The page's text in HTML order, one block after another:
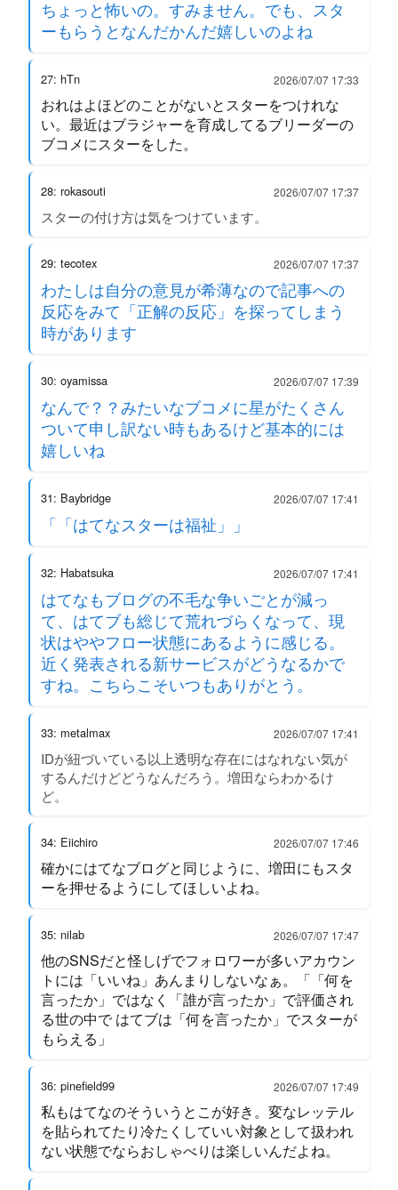
ちょっと怖いの。すみません。でも、スタ
ーもらうとなんだかんだ嬉しいのよね
27: hTn 2026/07/07 17:33
おれはよほどのことがないとスターをつけれな
い。最近はブラジャーを育成してるブリーダーの
ブコメにスターをした。
28: rokasouti 2026/07/07 17:37
スターの付け方は気をつけています。
29: tecotex 2026/07/07 17:37
わたしは自分の意見が希薄なので記事への
反応をみて「正解の反応」を探ってしまう
時があります
30: oyamissa 2026/07/07 17:39
なんで？？みたいなブコメに星がたくさん
ついて申し訳ない時もあるけど基本的には
嬉しいね
31: Baybridge 2026/07/07 17:41
「「はてなスターは福祉」」
32: Habatsuka 2026/07/07 17:41
はてなもブログの不毛な争いごとが減っ
て、はてブも総じて荒れづらくなって、現
状はややフロー状態にあるように感じる。
近く発表される新サービスがどうなるかで
すね。こちらこそいつもありがとう。
33: metalmax 2026/07/07 17:41
IDが紐づいている以上透明な存在にはなれない気が
するんだけどどうなんだろう。増田ならわかるけ
ど。
34: Eiichiro 2026/07/07 17:46
確かにはてなブログと同じように、増田にもスタ
ーを押せるようにしてほしいよね。
35: nilab 2026/07/07 17:47
他のSNSだと怪しげでフォロワーが多いアカウン
トには「いいね」あんまりしないなぁ。「「何を
言ったか」ではなく「誰が言ったか」で評価され
る世の中で はてブは「何を言ったか」でスターが
もらえる」
36: pinefield99 2026/07/07 17:49
私もはてなのそういうとこが好き。変なレッテル
を貼られてたり冷たくしていい対象として扱われ
ない状態でならおしゃべりは楽しいんだよね。